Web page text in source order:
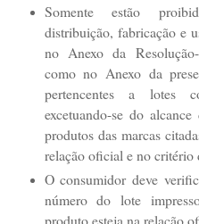
Somente estão
distribuição, fabricação e
no Anexo da
como no Anexo da
pertencentes a lotes
excetuando-se do
produtos das marcas
relação oficial e no
O consumidor deve
número do lote
produto esteja na relação